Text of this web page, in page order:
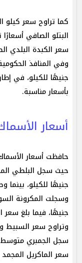
جنيهًا للكيلو، في
بأسعار مناسبة.
أسعار
حافظت أسعار
جنيهًا للكيلو، بينما وصل
سعر الماكريل المجمد إلى ما